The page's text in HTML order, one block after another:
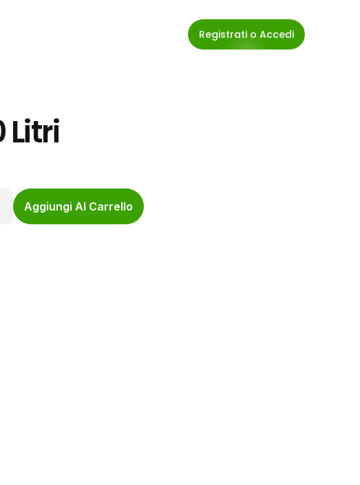
Registrati o Accedi
Litri
Aggiungi Al Carrello